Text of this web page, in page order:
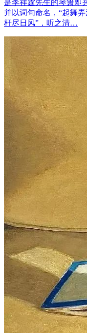
是李祥霆先生的琴箫即
并以词句命名，“起舞
杆尽日风”，听之清…